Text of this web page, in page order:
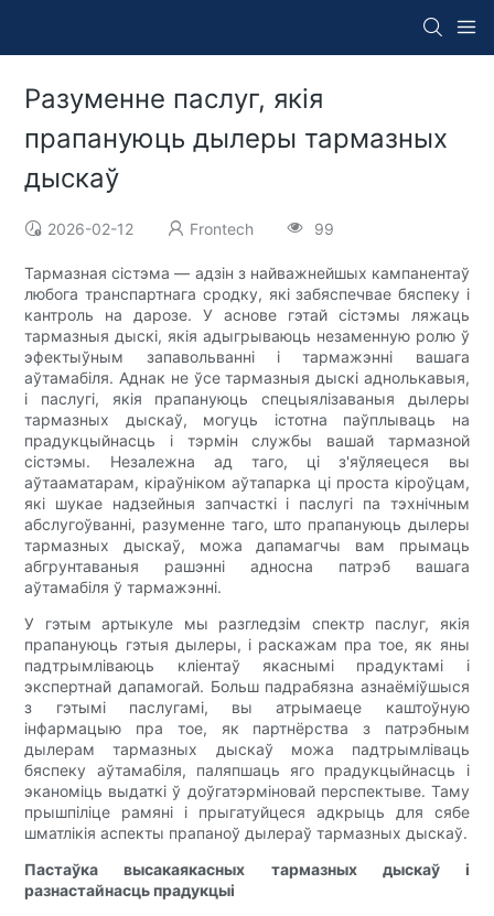
Разуменне паслуг, якія
прапануюць дылеры тармазных
дыскаў
2026-02-12 Frontech 99
Тармазная сістэма — адзін з найважнейшых кампанентаў
любога транспартнага сродку, які забяспечвае бяспеку і
кантроль на дарозе. У аснове гэтай сістэмы ляжаць
тармазныя дыскі, якія адыгрываюць незаменную ролю ў
эфектыўным запавольванні і тармажэнні вашага
аўтамабіля. Аднак не ўсе тармазныя дыскі аднолькавыя,
і паслугі, якія прапануюць спецыялізаваныя дылеры
тармазных дыскаў, могуць істотна паўплываць на
прадукцыйнасць і тэрмін службы вашай тармазной
сістэмы. Незалежна ад таго, ці з'яўляецеся вы
аўтааматарам, кіраўніком аўтапарка ці проста кіроўцам,
які шукае надзейныя запчасткі і паслугі па тэхнічным
абслугоўванні, разуменне таго, што прапануюць дылеры
тармазных дыскаў, можа дапамагчы вам прымаць
абгрунтаваныя рашэнні адносна патрэб вашага
аўтамабіля ў тармажэнні.
У гэтым артыкуле мы разгледзім спектр паслуг, якія
прапануюць гэтыя дылеры, і раскажам пра тое, як яны
падтрымліваюць кліентаў якаснымі прадуктамі і
экспертнай дапамогай. Больш падрабязна азнаёміўшыся
з гэтымі паслугамі, вы атрымаеце каштоўную
інфармацыю пра тое, як партнёрства з патрэбным
дылерам тармазных дыскаў можа падтрымліваць
бяспеку аўтамабіля, паляпшаць яго прадукцыйнасць і
эканоміць выдаткі ў доўгатэрміновай перспектыве. Таму
прышпіліце рамяні і прыгатуйцеся адкрыць для сябе
шматлікія аспекты прапаноў дылераў тармазных дыскаў.
Пастаўка высакаякасных тармазных дыскаў і
разнастайнасць прадукцыі